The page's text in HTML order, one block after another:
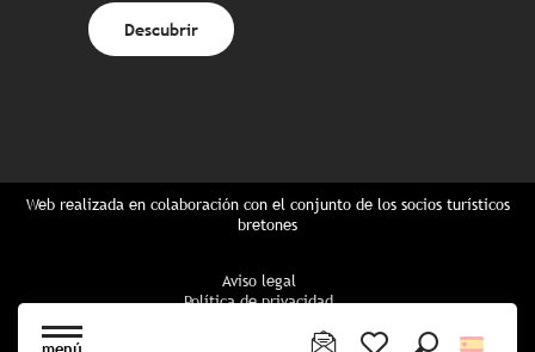
Descubrir
Web realizada en colaboración con el conjunto de los socios turísticos
bretones
Aviso legal
Política de privacidad
Configuración de cookies